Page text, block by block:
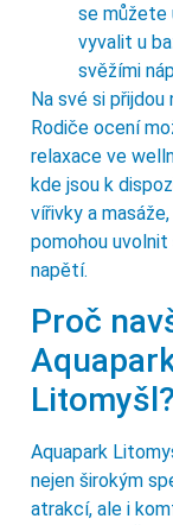
se můžete
vyvalit u
svěžími
Na své si přijdou
Rodiče ocení
relaxace ve
kde jsou k
vířivky a
pomohou
napětí.
Proč
Litomyšl?
Aquapark
nejen širokým
atrakcí, ale i